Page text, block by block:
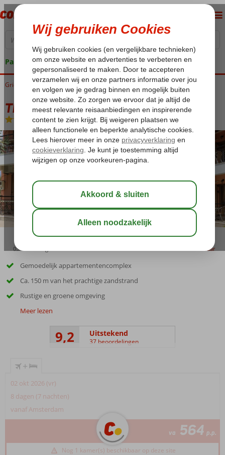
Pakketgarantie
Home
Griekenland Lesbos Anaxos Thalia Luxury Appartementen
Thalia Luxury Appartementen
Logies-Appartement
03:15 bewaar
Gemoedelijk appartementencomplex
Ca. 150 m van het prachtige zandstrand
Rustige en groene omgeving
Meer lezen
9,2 Uitstekend
37 beoordelingen
+
02 okt 2026 (vr)
8 dagen (7 nachten)
vanaf Amsterdam
va 564 p.p.
Nog 1 kamer(s) beschikbaar op deze site